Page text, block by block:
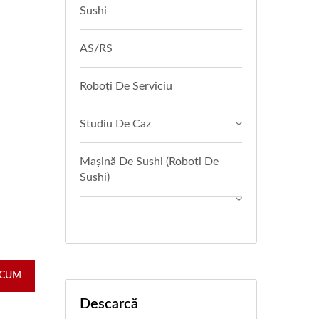
Sushi
AS/RS
Roboți De Serviciu
Studiu De Caz
Mașină De Sushi (Roboți De
Sushi)
Descarcă